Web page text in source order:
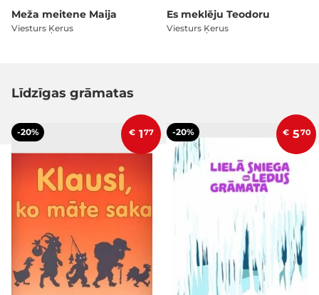
Meža meitene Maija
Viesturs Ķerus
Es meklēju Teodoru
Viesturs Ķerus
Līdzīgas grāmatas
-20% € 177 -20% € 570